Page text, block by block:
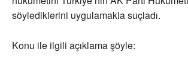
söylediklerini uygulamakla suçladı.
Konu ile ilgili açıklama şöyle: